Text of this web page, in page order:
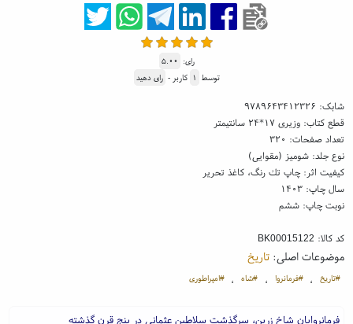
رای: ۵.۰۰
توسط ۱ کاربر - رای دهید
شابک: ۹۷۸۹۶۴۳۴۱۲۳۲۶
قطع کتاب: وزیری ۱۷*۲۴ سانتیمتر
تعداد صفحات: ۳۲۰
نوع جلد: شومیز (مقوایی)
کیفیت اثر: چاپ تك رنگ، کاغذ تحریر
سال چاپ: ۱۴۰۳
نوبت چاپ: ششم
کد کالا: BK00015122
موضوعات اصلی:تاریخ
#تاریخ ، #فرمانروا ، #شاه ، #امپراطوری
فرمانروایان شاخ زرین، سرگذشت سلاطین عثمانی در پنج قرن گذشته